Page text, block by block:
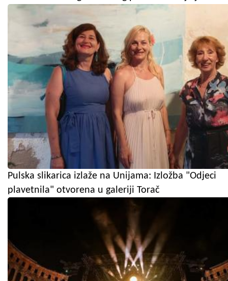
Pulska slikarica izlaže na Unijama: Izložba "Odjeci
plavetnila" otvorena u galeriji Torač